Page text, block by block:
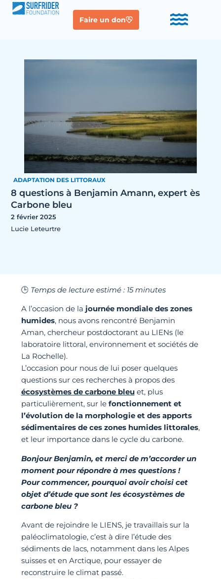
Faire un don
ADAPTATION DES LITTORAUX
8 questions à Benjamin Amann, expert ès
Carbone bleu
2 février 2025
Lucie Leteurtre
🕒 Temps de lecture estimé : 15 minutes
A l’occasion de la journée mondiale des zones
humides, nous avons rencontré Benjamin
Aman, chercheur postdoctorant au LIENs (le
laboratoire littoral, environnement et sociétés de
La Rochelle).
L’occasion pour nous de lui poser quelques
questions sur ces recherches à propos des
écosystèmes de carbone bleuet, plus
particulièrement, sur le fonctionnement et
l’évolution de la morphologie et des apports
sédimentaires de ces zones humides littorales,
et leur importance dans le cycle du carbone.
Bonjour Benjamin, et merci de m’accorder un
moment pour répondre à mes questions !
Pour commencer, pourquoi avoir choisi cet
objet d’étude que sont les écosystèmes de
carbone bleu ?
Avant de rejoindre le LIENS, je travaillais sur la
paléoclimatologie, c’est à dire l’étude des
sédiments de lacs, notamment dans les Alpes
suisses et en Arctique, pour essayer de
reconstruire le climat passé.